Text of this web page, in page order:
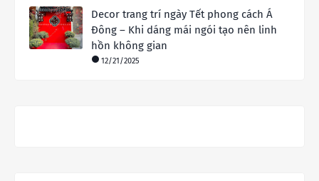
Decor trang trí ngày Tết phong cách Á
Đông – Khi dáng mái ngói tạo nên linh
hồn không gian
12/21/2025